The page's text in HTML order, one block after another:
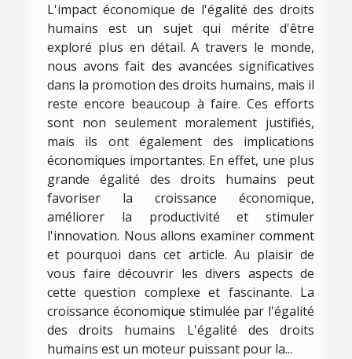
L'impact économique de l'égalité des droits
humains est un sujet qui mérite d'être
exploré plus en détail. A travers le monde,
nous avons fait des avancées significatives
dans la promotion des droits humains, mais il
reste encore beaucoup à faire. Ces efforts
sont non seulement moralement justifiés,
mais ils ont également des implications
économiques importantes. En effet, une plus
grande égalité des droits humains peut
favoriser la croissance économique,
améliorer la productivité et stimuler
l'innovation. Nous allons examiner comment
et pourquoi dans cet article. Au plaisir de
vous faire découvrir les divers aspects de
cette question complexe et fascinante. La
croissance économique stimulée par l'égalité
des droits humains L'égalité des droits
humains est un moteur puissant pour la...